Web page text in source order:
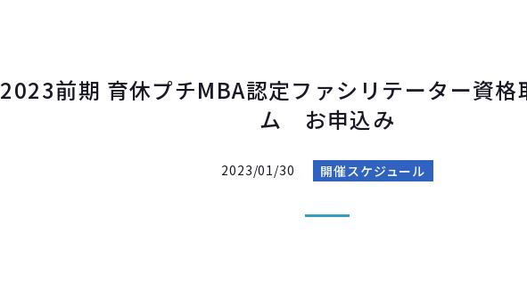
2023前期 育休プチMBA認定ファシリテーター資格
ム お申込み
2023/01/30 開催スケジュール